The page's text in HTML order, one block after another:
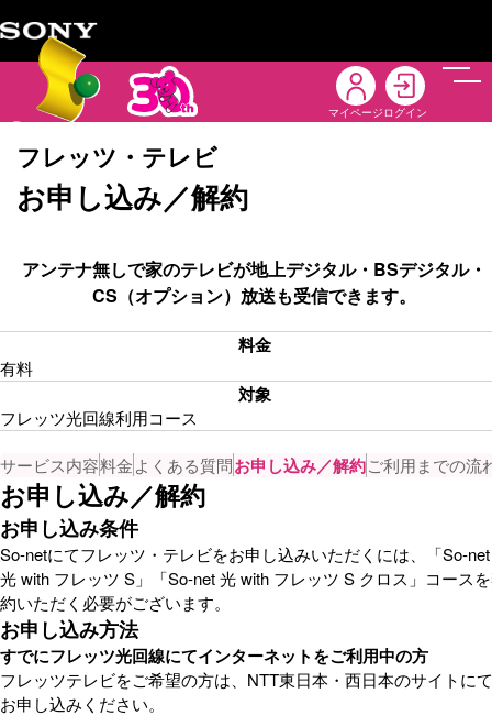
マイページ ログイン
メニ
フレッツ・テレビ
お申し込み／解約
アンテナ無しで家のテレビが地上デジタル・BSデジタル・
CS（オプション）放送も受信できます。
料金
有料
対象
フレッツ光回線利用コース
サービス内容料金よくある質問お申し込み／解約ご利用までの流
お申し込み／解約
お申し込み条件
So-netにてフレッツ・テレビをお申し込みいただくには、「So-net
光 with フレッツ S」「So-net 光 with フレッツ S クロス」コース
約いただく必要がございます。
お申し込み方法
すでにフレッツ光回線にてインターネットをご利用中の方
フレッツテレビをご希望の方は、NTT東日本・西日本のサイトにて
お申し込みください。